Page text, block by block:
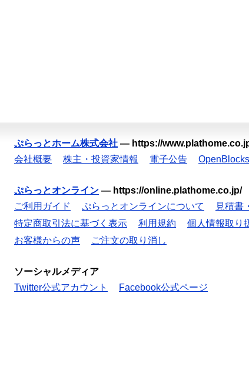
ぷらっとホーム株式会社 — https://
会社概要
株主・投資家情報 電子公告 OpenBlocks
ぷらっとオンライン — https://online.plathome.co.jp/
ご利用ガイド
ぷらっとオンラインについて 見積書
特定商取引法に基づく表示
利用規約 個人情報取り
お客様からの声
ご注文の取り消し
ソーシャルメディア
Twitter公式アカウント
Facebook公式ページ